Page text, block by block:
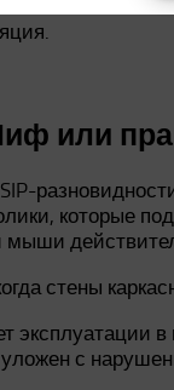
или
которые
стены
с